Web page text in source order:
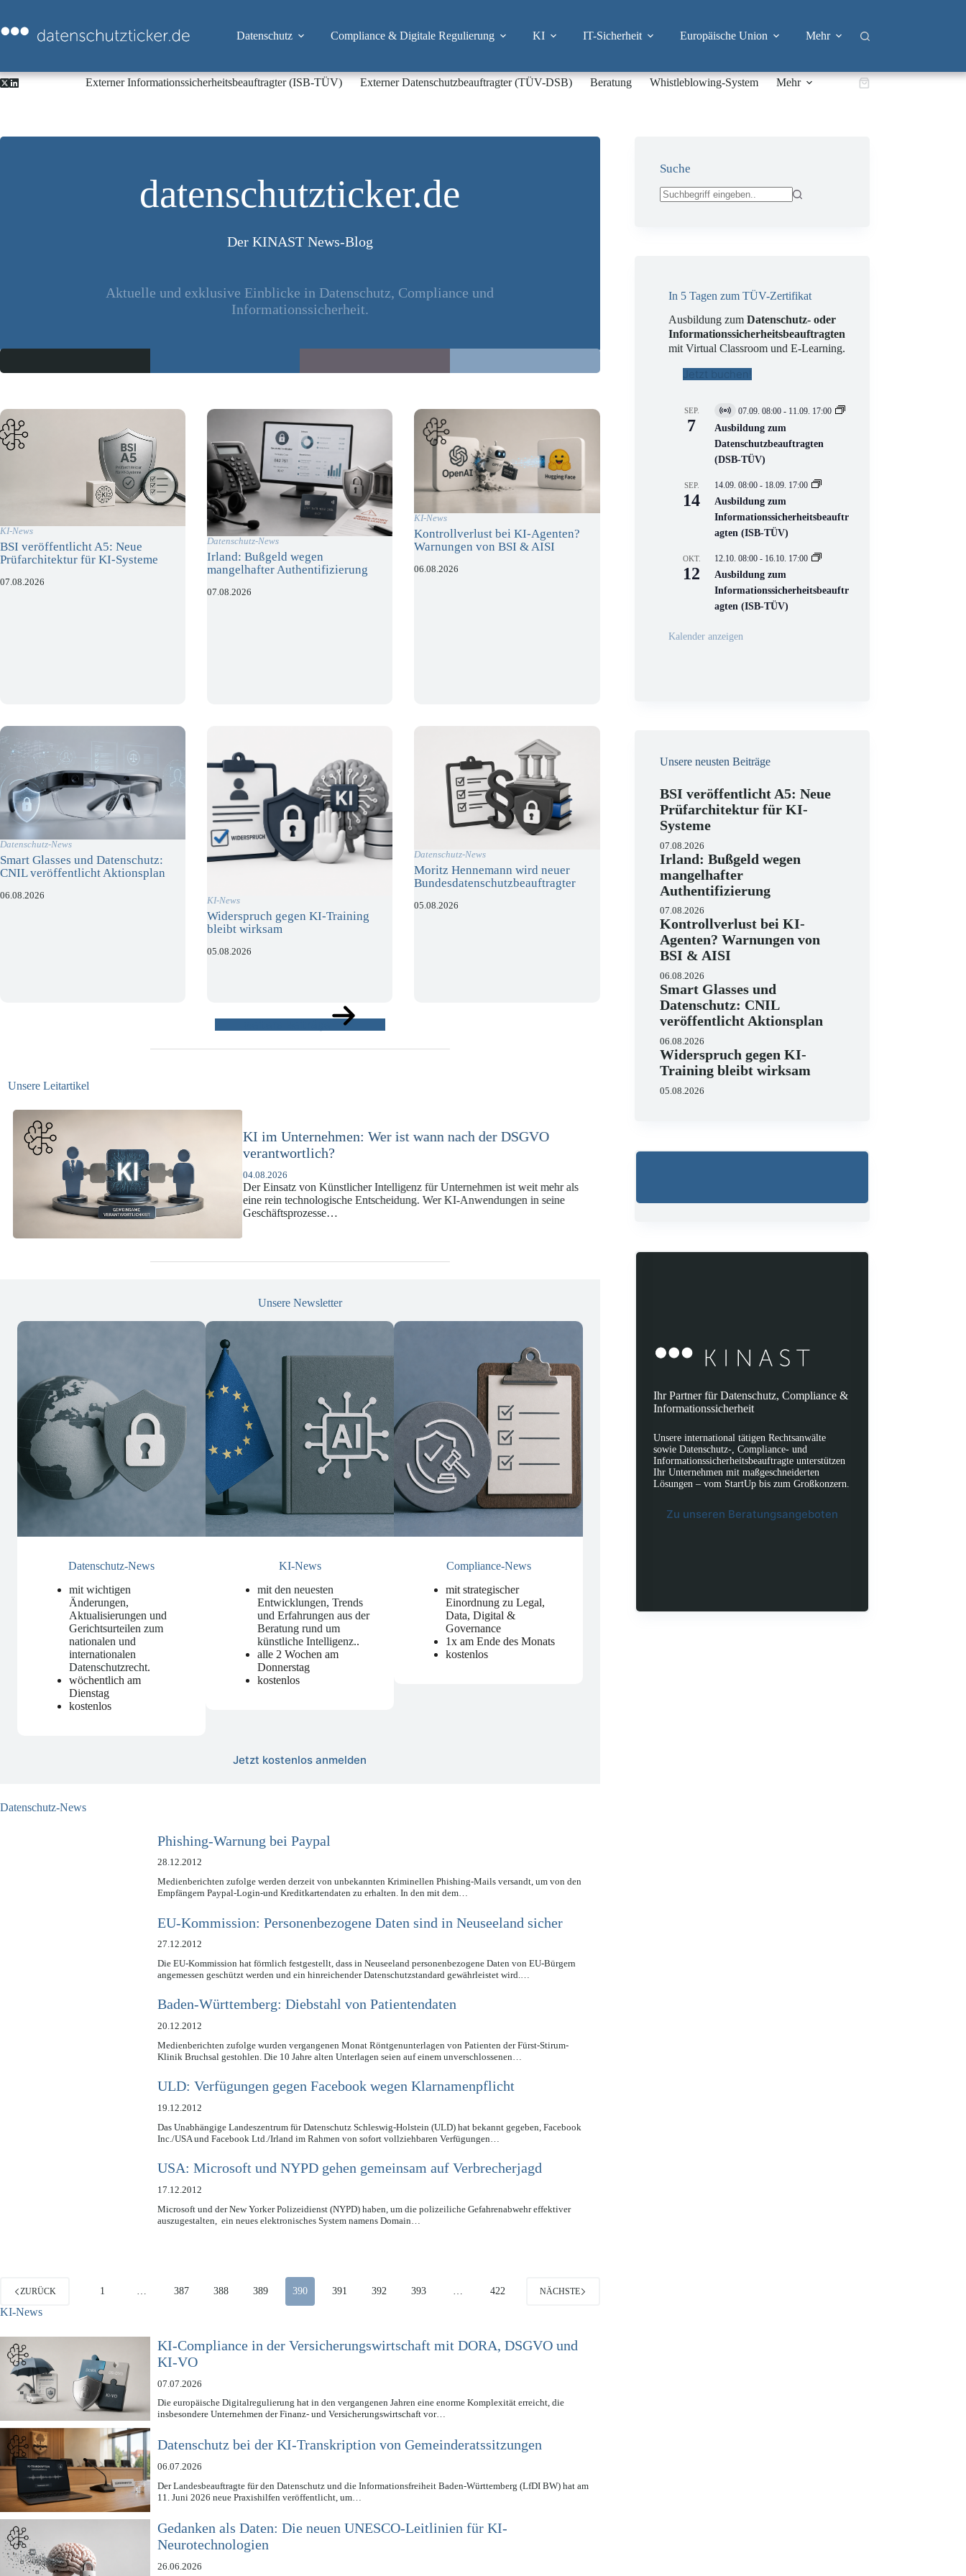
springen
Datenschutz Compliance & Digitale Regulierung KI IT-Sicherheit Europäische Union Mehr
Externer Informationssicherheitsbeauftragter (ISB-TÜV) Externer Datenschutzbeauftragter (TÜV-DSB) Beratung Whistleblowing-System Mehr Warenkorb
datenschutzticker.de
Der KINAST News-Blog
Aktuelle und exklusive Einblicke in Datenschutz, Compliance und
Informationssicherheit.
KI-News
BSI veröffentlicht A5: Neue
Prüfarchitektur für KI-Systeme
07.08.2026
Datenschutz-News
Irland: Bußgeld wegen
mangelhafter Authentifizierung
07.08.2026
KI-News
Kontrollverlust bei KI-Agenten?
Warnungen von BSI & AISI
06.08.2026
Datenschutz-News
Smart Glasses und Datenschutz:
CNIL veröffentlicht Aktionsplan
06.08.2026 KI-News
Widerspruch gegen KI-Training
bleibt wirksam
05.08.2026
Datenschutz-News
Moritz Hennemann wird neuer
Bundesdatenschutzbeauftragter
05.08.2026
Unsere Leitartikel
KI-Compliance in der Versicherungswirtschaft mit DORA,
DSGVO und KI-VO
07.07.2026
Die europäische Digitalregulierung hat in den vergangenen Jahren eine
enorme Komplexität erreicht, die insbesondere Unternehmen der Finanz-
und Versicherungswirtschaft vor…
Zugleich zeigen aktuelle…
Unsere Newsletter
Datenschutz-News
mit wichtigen
Änderungen,
Aktualisierungen und
Gerichtsurteilen zum
nationalen und
internationalen
Datenschutzrecht.
wöchentlich am
Dienstag
kostenlos
KI-News
mit den neuesten
Entwicklungen, Trends
und Erfahrungen aus der
Beratung rund um
künstliche Intelligenz..
alle 2 Wochen am
Donnerstag
kostenlos
Compliance-News
mit strategischer
Einordnung zu Legal,
Data, Digital &
Governance
1x am Ende des Monats
kostenlos
Jetzt kostenlos anmelden
Datenschutz-News
Phishing-Warnung bei Paypal
28.12.2012
Medienberichten zufolge werden derzeit von unbekannten Kriminellen Phishing-Mails versandt, um von den
Empfängern Paypal-Login-und Kreditkartendaten zu erhalten. In den mit dem…
EU-Kommission: Personenbezogene Daten sind in Neuseeland sicher
27.12.2012
Die EU-Kommission hat förmlich festgestellt, dass in Neuseeland personenbezogene Daten von EU-Bürgern
angemessen geschützt werden und ein hinreichender Datenschutzstandard gewährleistet wird.…
Baden-Württemberg: Diebstahl von Patientendaten
20.12.2012
Medienberichten zufolge wurden vergangenen Monat Röntgenunterlagen von Patienten der Fürst-Stirum-
Klinik Bruchsal gestohlen. Die 10 Jahre alten Unterlagen seien auf einem unverschlossenen…
ULD: Verfügungen gegen Facebook wegen Klarnamenpflicht
19.12.2012
Das Unabhängige Landeszentrum für Datenschutz Schleswig-Holstein (ULD) hat bekannt gegeben, Facebook
Inc./USA und Facebook Ltd./Irland im Rahmen von sofort vollziehbaren Verfügungen…
USA: Microsoft und NYPD gehen gemeinsam auf Verbrecherjagd
17.12.2012
Microsoft und der New Yorker Polizeidienst (NYPD) haben, um die polizeiliche Gefahrenabwehr effektiver
auszugestalten, ein neues elektronisches System namens Domain…
ZURÜCK 1 … 387 388 389 390 391 392 393 … 422 NÄCHSTE
KI-News
KI-Compliance in der Versicherungswirtschaft mit DORA, DSGVO und
KI-VO
07.07.2026
Die europäische Digitalregulierung hat in den vergangenen Jahren eine enorme Komplexität erreicht, die
insbesondere Unternehmen der Finanz- und Versicherungswirtschaft vor…
Datenschutz bei der KI-Transkription von Gemeinderatssitzungen
06.07.2026
Der Landesbeauftragte für den Datenschutz und die Informationsfreiheit Baden-Württemberg (LfDI BW) hat am
11. Juni 2026 neue Praxishilfen veröffentlicht, um…
Gedanken als Daten: Die neuen UNESCO-Leitlinien für KI-
Neurotechnologien
26.06.2026
Suche
In 5 Tagen zum TÜV-Zertifikat
Ausbildung zumDatenschutz- oder
Informationssicherheitsbeauftragten
mit Virtual Classroom und E-Learning.
Jetzt buchen!
SEP.
7
V
i
t
u
l
V
e
r
n
s
t
a
t
n
07.09. 08:00 - 11.09. 17:00
Ausbildung zum
Datenschutzbeauftragten
(DSB-TÜV)
SEP.
14
14.09. 08:00 - 18.09. 17:00
Ausbildung zum
Informationssicherheitsbeauftr
agten (ISB-TÜV)
OKT.
12
12.10. 08:00 - 16.10. 17:00
Ausbildung zum
Informationssicherheitsbeauftr
agten (ISB-TÜV)
Kalender anzeigen
Unsere neusten Beiträge
BSI veröffentlicht A5: Neue
Prüfarchitektur für KI-
Systeme
07.08.2026
Irland: Bußgeld wegen
mangelhafter
Authentifizierung
07.08.2026
Kontrollverlust bei KI-
Agenten? Warnungen von
BSI & AISI
06.08.2026
Smart Glasses und
Datenschutz: CNIL
veröffentlicht Aktionsplan
06.08.2026
Widerspruch gegen KI-
Training bleibt wirksam
05.08.2026
Ihr Partner für Datenschutz, Compliance &
Informationssicherheit
Unsere international tätigen Rechtsanwälte
sowie Datenschutz-, Compliance- und
Informationssicherheitsbeauftragte unterstützen
Ihr Unternehmen mit maßgeschneiderten
Lösungen – vom StartUp bis zum Großkonzern.
Zu unseren Beratungsangeboten